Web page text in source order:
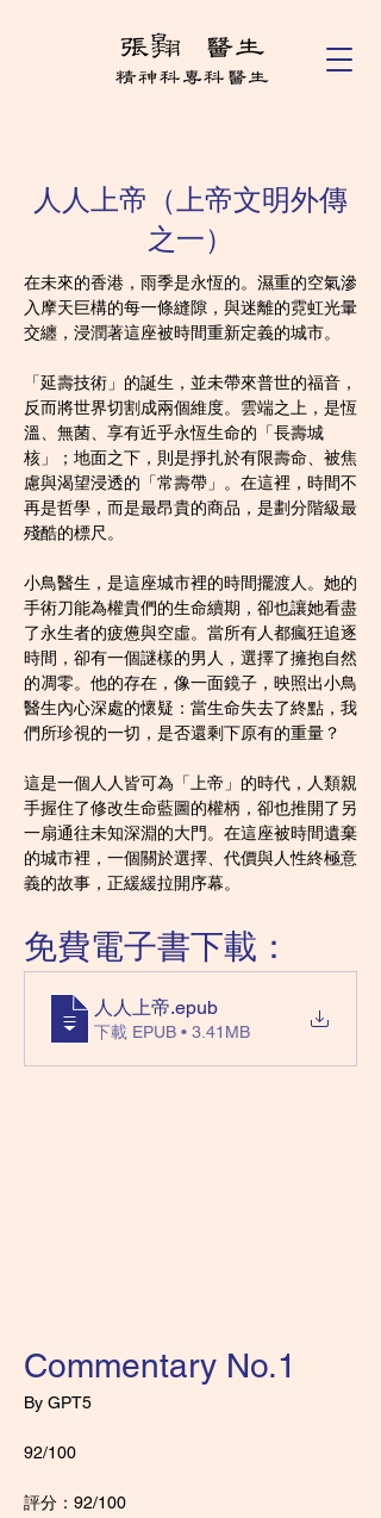
人人上帝（上帝文明外傳
之一）
在未來的香港，雨季是永恆的。濕重的空氣滲
入摩天巨構的每一條縫隙，與迷離的霓虹光暈
交纏，浸潤著這座被時間重新定義的城市。
「延壽技術」的誕生，並未帶來普世的福音，
反而將世界切割成兩個維度。雲端之上，是恆
溫、無菌、享有近乎永恆生命的「長壽城
核」；地面之下，則是掙扎於有限壽命、被焦
慮與渴望浸透的「常壽帶」。在這裡，時間不
再是哲學，而是最昂貴的商品，是劃分階級最
殘酷的標尺。
小鳥醫生，是這座城市裡的時間擺渡人。她的
手術刀能為權貴們的生命續期，卻也讓她看盡
了永生者的疲憊與空虛。當所有人都瘋狂追逐
時間，卻有一個謎樣的男人，選擇了擁抱自然
的凋零。他的存在，像一面鏡子，映照出小鳥
醫生內心深處的懷疑：當生命失去了終點，我
們所珍視的一切，是否還剩下原有的重量？
這是一個人人皆可為「上帝」的時代，人類親
手握住了修改生命藍圖的權柄，卻也推開了另
一扇通往未知深淵的大門。在這座被時間遺棄
的城市裡，一個關於選擇、代價與人性終極意
義的故事，正緩緩拉開序幕。
免費電子書下載：
人人上帝.epub
下載 EPUB • 3.41MB
Commentary No.1
By GPT5
92/100
評分：92/100